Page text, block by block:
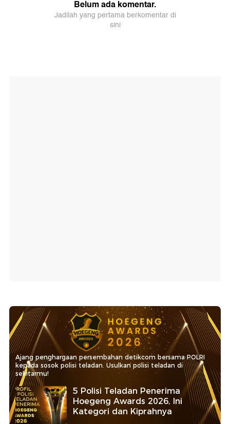
Ajang penghargaan persembahan detikcom bersama POLRI
kepada sosok polisi teladan. Usulkan polisi teladan di
sekitarmu!
5 Polisi Teladan Penerima
Hoegeng Awards 2026, Ini
Kategori dan Kiprahnya